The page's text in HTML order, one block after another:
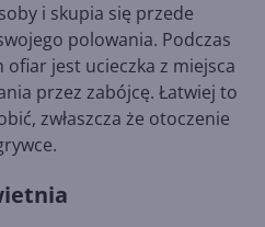
i skupia się przede
polowania. Podczas
jest ucieczka z miejsca
przez zabójcę. Łatwiej to
zwłaszcza że otoczenie